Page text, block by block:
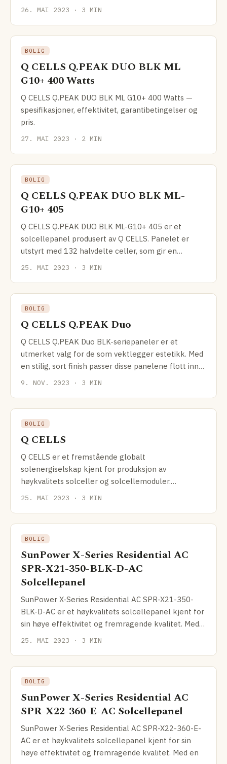
400 watt,
26. MAI 2023 · 3 MIN
BOLIG
Q CELLS Q.PEAK DUO BLK ML
G10+ 400 Watts
Q CELLS Q.PEAK DUO BLK ML G10+ 400 Watts —
spesifikasjoner, effektivitet, garantibetingelser og
pris.
27. MAI 2023 · 2 MIN
BOLIG
Q CELLS Q.PEAK DUO BLK ML-
G10+ 405
Q CELLS Q.PEAK DUO BLK ML-G10+ 405 er et
solcellepanel produsert av Q CELLS. Panelet er
utstyrt med 132 halvdelte celler, som gir en
nominell effekt mellom
25. MAI 2023 · 3 MIN
BOLIG
Q CELLS Q.PEAK Duo
Q CELLS Q.PEAK Duo BLK-seriepaneler er et
utmerket valg for de som vektlegger estetikk. Med
en stilig, sort finish passer disse panelene flott inn
med
9. NOV. 2023 · 3 MIN
BOLIG
Q CELLS
Q CELLS er et fremstående globalt
solenergiselskap kjent for produksjon av
høykvalitets solceller og solcellemoduler.
Selskapet ble grunnlagt i Tyskland i
25. MAI 2023 · 3 MIN
BOLIG
SunPower X-Series Residential AC
SPR-X21-350-BLK-D-AC
Solcellepanel
SunPower X-Series Residential AC SPR-X21-350-
BLK-D-AC er et høykvalitets solcellepanel kjent for
sin høye effektivitet og fremragende kvalitet. Med
en
25. MAI 2023 · 3 MIN
BOLIG
SunPower X-Series Residential AC
SPR-X22-360-E-AC Solcellepanel
SunPower X-Series Residential AC SPR-X22-360-E-
AC er et høykvalitets solcellepanel kjent for sin
høye effektivitet og fremragende kvalitet. Med en